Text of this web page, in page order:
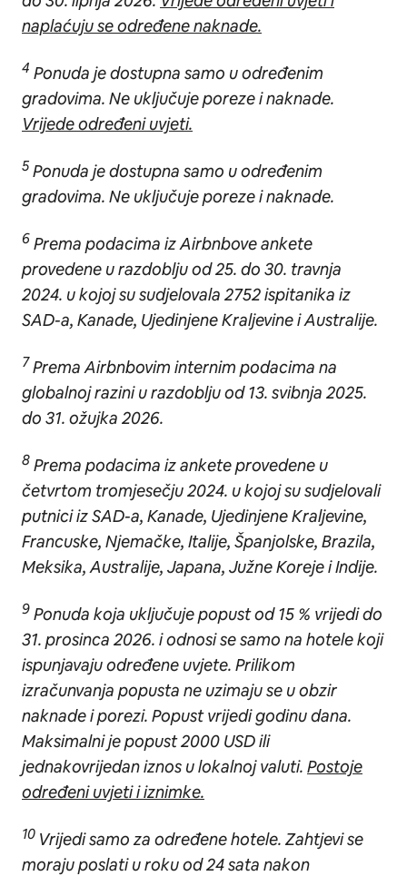
naplaćuju se određene naknade.
4 Ponuda je dostupna samo u određenim
gradovima. Ne uključuje poreze i naknade.
Vrijede određeni uvjeti.
5 Ponuda je dostupna samo u određenim
gradovima. Ne uključuje poreze i naknade.
6 Prema podacima iz Airbnbove ankete
provedene u razdoblju od 25. do 30. travnja
2024. u kojoj su sudjelovala 2752 ispitanika iz
SAD-a, Kanade, Ujedinjene Kraljevine i Australije.
7 Prema Airbnbovim internim podacima na
globalnoj razini u razdoblju od 13. svibnja 2025.
do 31. ožujka 2026.
8 Prema podacima iz ankete provedene u
četvrtom tromjesečju 2024. u kojoj su sudjelovali
putnici iz SAD-a, Kanade, Ujedinjene Kraljevine,
Francuske, Njemačke, Italije, Španjolske, Brazila,
Meksika, Australije, Japana, Južne Koreje i Indije.
9 Ponuda koja uključuje popust od 15 % vrijedi do
31. prosinca 2026. i odnosi se samo na hotele koji
ispunjavaju određene uvjete. Prilikom
izračunvanja popusta ne uzimaju se u obzir
naknade i porezi. Popust vrijedi godinu dana.
Maksimalni je popust 2000 USD ili
jednakovrijedan iznos u lokalnoj valuti. Postoje
određeni uvjeti i iznimke.
10 Vrijedi samo za određene hotele. Zahtjevi se
moraju poslati u roku od 24 sata nakon